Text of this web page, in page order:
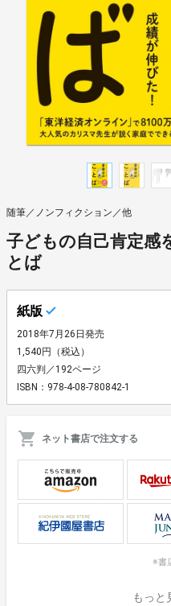
随筆／ノンフィクション／他
子どもの自己肯定感
とば
紙版
2018年7月26日発売
1,540円（税込）
四六判／192ページ
ISBN：978-4-08-780842-1
ネット書店で注文する
※書